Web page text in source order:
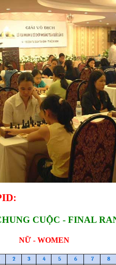
CUỘC - FINAL
NỮ - WOMEN
2 3 4 5 6 7 8